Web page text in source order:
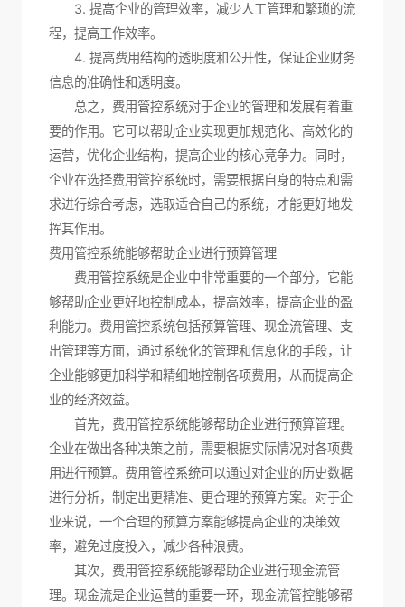
3. 提高企业的管理效率，减少人工管理和繁琐的流
程，提高工作效率。
4. 提高费用结构的透明度和公开性，保证企业财务
信息的准确性和透明度。
总之，费用管控系统对于企业的管理和发展有着重
要的作用。它可以帮助企业实现更加规范化、高效化的
运营，优化企业结构，提高企业的核心竞争力。同时，
企业在选择费用管控系统时，需要根据自身的特点和需
求进行综合考虑，选取适合自己的系统，才能更好地发
挥其作用。
费用管控系统能够帮助企业进行预算管理
费用管控系统是企业中非常重要的一个部分，它能
够帮助企业更好地控制成本，提高效率，提高企业的盈
利能力。费用管控系统包括预算管理、现金流管理、支
出管理等方面，通过系统化的管理和信息化的手段，让
企业能够更加科学和精细地控制各项费用，从而提高企
业的经济效益。
首先，费用管控系统能够帮助企业进行预算管理。
企业在做出各种决策之前，需要根据实际情况对各项费
用进行预算。费用管控系统可以通过对企业的历史数据
进行分析，制定出更精准、更合理的预算方案。对于企
业来说，一个合理的预算方案能够提高企业的决策效
率，避免过度投入，减少各种浪费。
其次，费用管控系统能够帮助企业进行现金流管
理。现金流是企业运营的重要一环，现金流管控能够帮